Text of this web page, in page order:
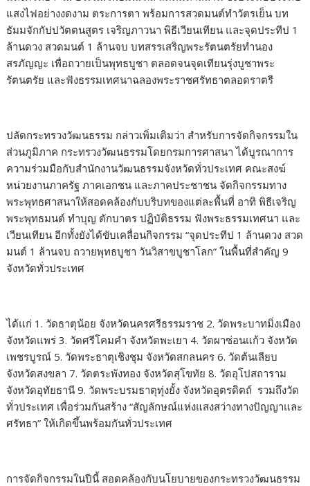
แสงไฟอย่างงดงาม ตระการตา พร้อมการสวดมนต์ทำวัตรเย็น บท
ธัมมจักกัปปวัตตนสูตร เจริญภาวนา พิธีเวียนเทียน และจุดประทีป 1
ล้านดวง สวดมนต์ 1 ล้านจบ บทสรรเสริญพระรัตนตรัยทำนอง
สรภัญญะ เพื่อถวายเป็นพุทธบูชา ตลอดจนจุดเทียนรุ่งบูชาพระ
รัตนตรัย และฟังธรรมเทศนาฉลองพระราชศรัทธาตลอดราตรี
ปลัดกระทรวงวัฒนธรรม กล่าวเพิ่มเติมว่า สำหรับการจัดกิจกรรมใน
ส่วนภูมิภาค กระทรวงวัฒนธรรมโดยกรมการศาสนา ได้บูรณาการ
ความร่วมมือกับสำนักงานวัฒนธรรมจังหวัดทั่วประเทศ คณะสงฆ์
หน่วยงานภาครัฐ ภาคเอกชน และภาคประชาชน จัดกิจกรรมทาง
พระพุทธศาสนาให้สอดคล้องกับบริบทของแต่ละพื้นที่ อาทิ พิธีเจริญ
พระพุทธมนต์ ทำบุญ ตักบาตร ปฏิบัติธรรม ฟังพระธรรมเทศนา และ
เวียนเทียน อีกทั้งยังได้ขับเคลื่อนกิจกรรม “จุดประทีป 1 ล้านดวง สวด
มนต์ 1 ล้านจบ ถวายพุทธบูชา วันวิสาขบูชาโลก” ในพื้นที่สำคัญ 9
จังหวัดทั่วประเทศ
ได้แก่ 1. วัดธาตุน้อย จังหวัดนครศรีธรรมราช 2. วัดพระบาทมิ่งเมือง
จังหวัดแพร่ 3. วัดศรีโคมคำ จังหวัดพะเยา 4. วัดผาซ่อนแก้ว จังหวัด
เพชรบูรณ์ 5. วัดพระธาตุเชิงชุม จังหวัดสกลนคร 6. วัดต้นเลียบ
จังหวัดสงขลา 7. วัดตระพังทอง จังหวัดสุโขทัย 8. วัดอุโปสถาราม
จังหวัดอุทัยธานี 9. วัดพระบรมธาตุทุ่งยั้ง จังหวัดอุตรดิตถ์ รวมถึงวัด
ทั่วประเทศ เพื่อร่วมกันสร้าง “สัญลักษณ์แห่งแสงสว่างทางปัญญาและ
ศรัทธา” ให้เกิดขึ้นพร้อมกันทั่วประเทศ
การจัดกิจกรรมในปีนี้ สอดคล้องกับนโยบายของกระทรวงวัฒนธรรม